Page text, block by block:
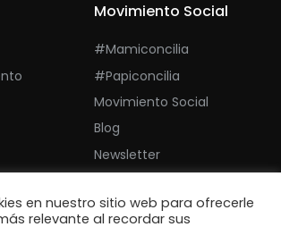
Movimiento Social
#mamiconcilia
#papiconcilia
Movimiento Social
Blog
Newsletter
en nuestro sitio web para ofrecerle
relevante al recordar sus